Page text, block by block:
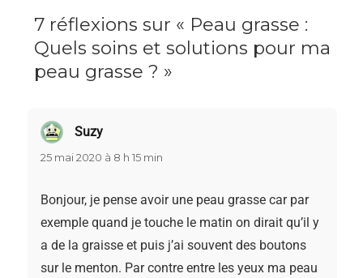
7 réflexions sur « Peau grasse :
Quels soins et solutions pour ma
peau grasse ? »
Suzy
25 mai 2020 à 8 h 15 min
Bonjour, je pense avoir une peau grasse car par
exemple quand je touche le matin on dirait qu’il y
a de la graisse et puis j’ai souvent des boutons
sur le menton. Par contre entre les yeux ma peau